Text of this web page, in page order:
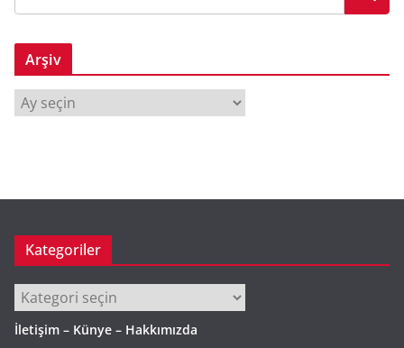
Arşiv
Kategoriler
Kategoriler
İletişim – Künye – Hakkımızda